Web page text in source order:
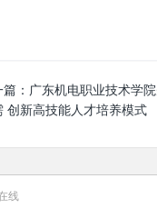
： 广东机电职业技术学
创新高技能人才培养模式
线